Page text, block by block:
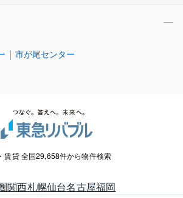
市が尾センター
賃貸 全国29,658件から物件検索
関西札幌仙台名古屋福岡